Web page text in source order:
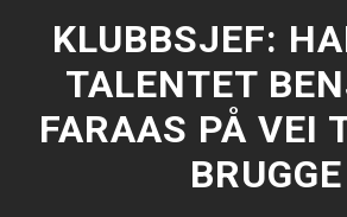
KLUBBSJEF:
TALENTET
FARAAS PÅ VEI
BRUGGE